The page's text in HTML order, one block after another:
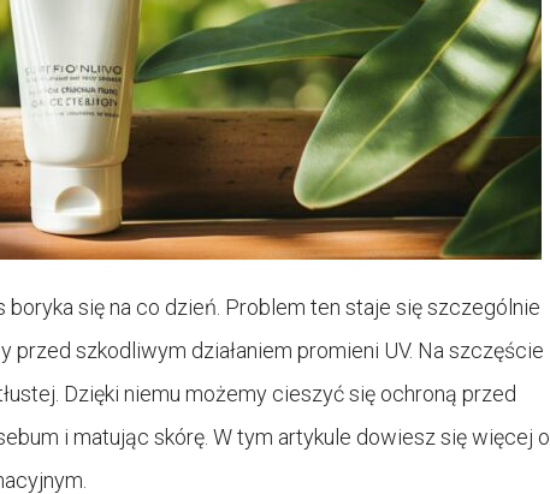
boryka się na co dzień. Problem ten staje się szczególnie
szkodliwym działaniem promieni UV. Na szczęście
Dzięki niemu możemy cieszyć się ochroną przed
i matując skórę. W tym artykule dowiesz się więcej o